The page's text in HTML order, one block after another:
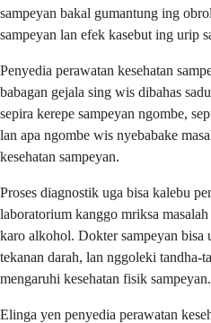
sampeyan bakal gumantung ing
sampeyan lan efek kasebut ing urip
Penyedia perawatan kesehatan
babagan gejala sing wis dibahas
sepira kerepe sampeyan ngombe,
lan apa ngombe wis nyebabake
kesehatan sampeyan.
Proses diagnostik uga bisa kalebu
laboratorium kanggo mriksa
karo alkohol. Dokter sampeyan bisa
tekanan darah, lan nggoleki tandha-
mengaruhi kesehatan fisik sampeyan.
Elinga yen penyedia perawatan